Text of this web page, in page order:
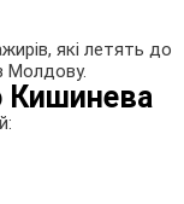
які летять до
Молдову.
Кишинева